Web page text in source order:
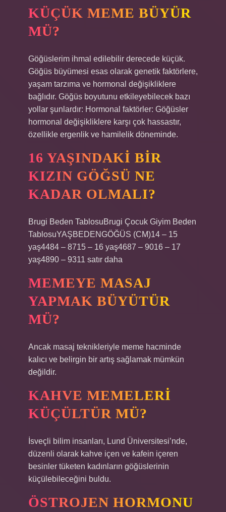
KÜÇÜK MEME BÜYÜR
MÜ?
Göğüslerim ihmal edilebilir derecede küçük.
Göğüs büyümesi esas olarak genetik faktörlere,
yaşam tarzıma ve hormonal değişikliklere
bağlıdır. Göğüs boyutunu etkileyebilecek bazı
yollar şunlardır: Hormonal faktörler: Göğüsler
hormonal değişikliklere karşı çok hassastır,
özellikle ergenlik ve hamilelik döneminde.
16 YAŞINDAKI BIR
KIZIN GÖĞSÜ NE
KADAR OLMALI?
Brugi Beden TablosuBrugi Çocuk Giyim Beden
TablosuYAŞBEDENGÖĞÜS (CM)14 – 15
yaş4484 – 8715 – 16 yaş4687 – 9016 – 17
yaş4890 – 9311 satır daha
MEMEYE MASAJ
YAPMAK BÜYÜTÜR
MÜ?
Ancak masaj teknikleriyle meme hacminde
kalıcı ve belirgin bir artış sağlamak mümkün
değildir.
KAHVE MEMELERI
KÜÇÜLTÜR MÜ?
İsveçli bilim insanları, Lund Üniversitesi’nde,
düzenli olarak kahve içen ve kafein içeren
besinler tüketen kadınların göğüslerinin
küçülebileceğini buldu.
ÖSTROJEN HORMONU